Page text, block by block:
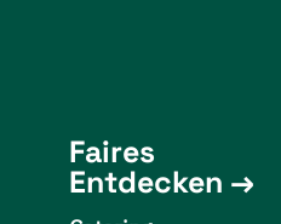
Faires
Entdecken